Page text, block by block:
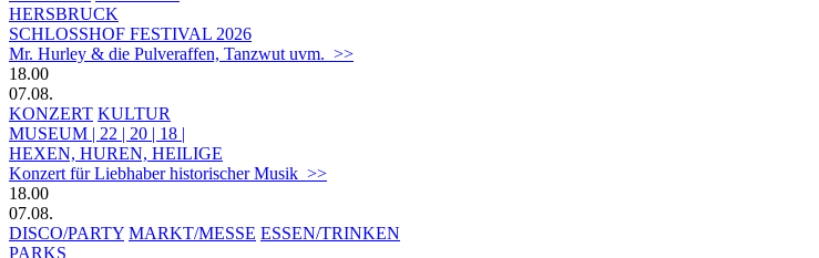
HERSBRUCK
SCHLOSSHOF FESTIVAL 2026
Mr. Hurley & die Pulveraffen, Tanzwut uvm. >>
18.00
07.08.
KONZERT KULTUR
MUSEUM | 22 | 20 | 18 |
HEXEN, HUREN, HEILIGE
Konzert für Liebhaber historischer Musik >>
18.00
07.08.
DISCO/PARTY MARKT/MESSE ESSEN/TRINKEN
PARKS